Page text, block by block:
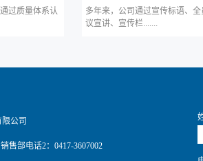
过质量体系认
多年来，公司通过宣传标语、
议宣讲、宣传栏.......
公司
售部电话2：0417-3607002